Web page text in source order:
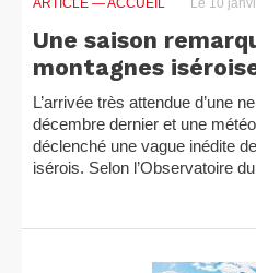
ARTICLE — ACCUEIL Le 10
Une saison
montagnes
L’arrivée très attendue d’une
décembre dernier et une
déclenché une vague inédite
isérois. Selon l’Observatoire